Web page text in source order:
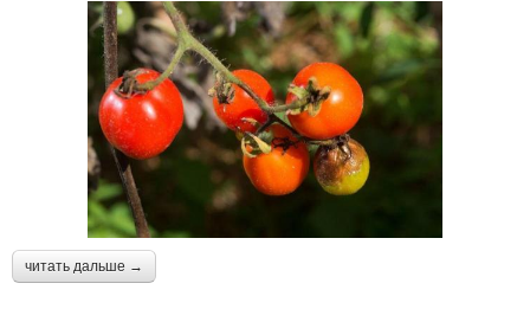
читать дальше →